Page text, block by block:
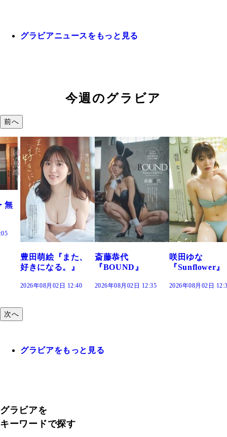
グラビアニュースをもっと見る
今週のグラビア
前へ
斎藤恭代
『BOUND』
2026年08月02日 12:35
咲田ゆな
『Sunflower』
2026年08月02日 12:30
藤水咲桜『花
だまり』
2026年08月02日
次へ
グラビアをもっと見る
グラビアを
キーワードで探す